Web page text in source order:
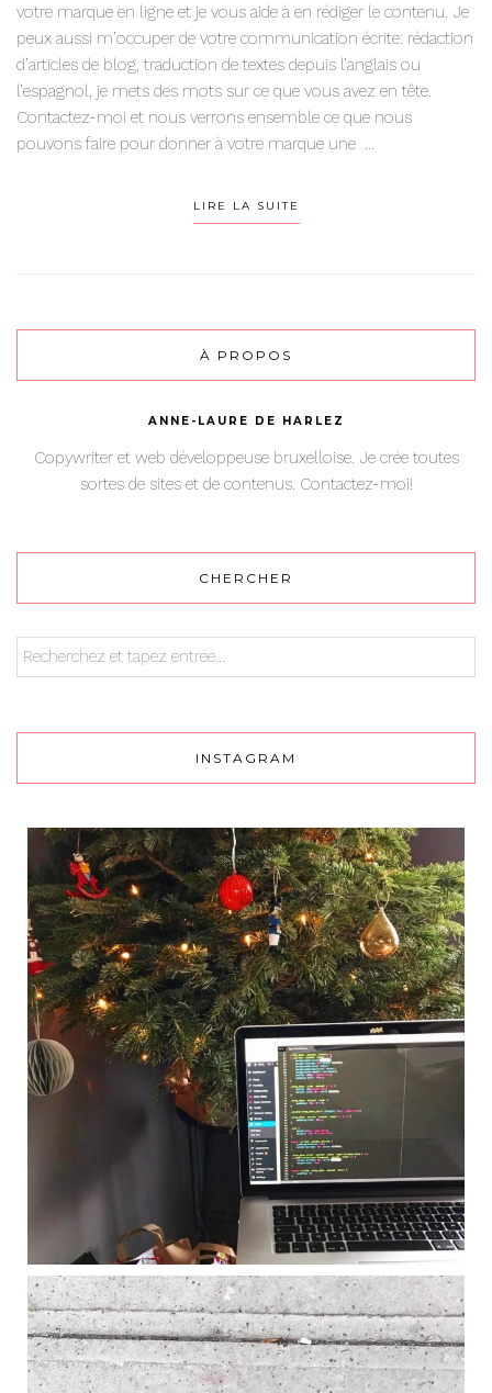
votre marque en ligne et je vous aide à en rédiger le contenu. Je
peux aussi m’occuper de votre communication écrite: rédaction
d’articles de blog, traduction de textes depuis l’anglais ou
l’espagnol, je mets des mots sur ce que vous avez en tête.
Contactez-moi et nous verrons ensemble ce que nous
pouvons faire pour donner à votre marque une ...
LIRE LA SUITE
À PROPOS
ANNE-LAURE DE HARLEZ
Copywriter et web développeuse bruxelloise. Je crée toutes
sortes de sites et de contenus. Contactez-moi!
CHERCHER
INSTAGRAM